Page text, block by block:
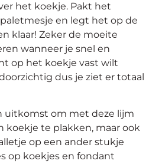
het koekje. Pakt het
en legt het op de
klaar! Zeker de moeite
wanneer je snel en
op het koekje vast wilt
dus je ziet er totaal
uitkomst om met deze lijm
koekje te plakken, maar ook
op een ander stukje
op koekjes en fondant